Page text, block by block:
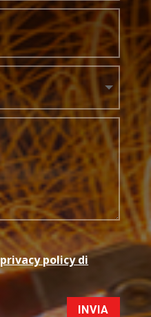
privacy policy di
INVIA